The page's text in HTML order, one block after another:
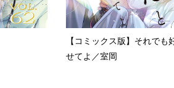
【コミックス版】それでも
せてよ／室岡